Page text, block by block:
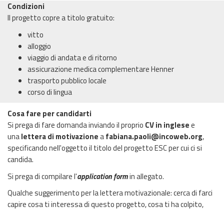
Condizioni
Il progetto copre a titolo gratuito:
vitto
alloggio
viaggio di andata e di ritorno
assicurazione medica complementare Henner
trasporto pubblico locale
corso di lingua
Cosa fare per candidarti
Si prega di fare domanda inviando il proprio CV in inglesee
unalettera di motivazioneafabiana.paoli@incoweb.org,
specificando nell'oggetto il titolo del progetto ESC per cui ci si
candida.
Si prega di compilare l'application formin allegato.
Qualche suggerimento per la lettera motivazionale: cerca di farci
capire cosa ti interessa di questo progetto, cosa ti ha colpito,